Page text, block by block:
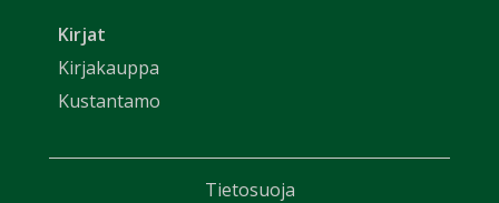
Kirjat
Kirjakauppa
Kustantamo
Tietosuoja